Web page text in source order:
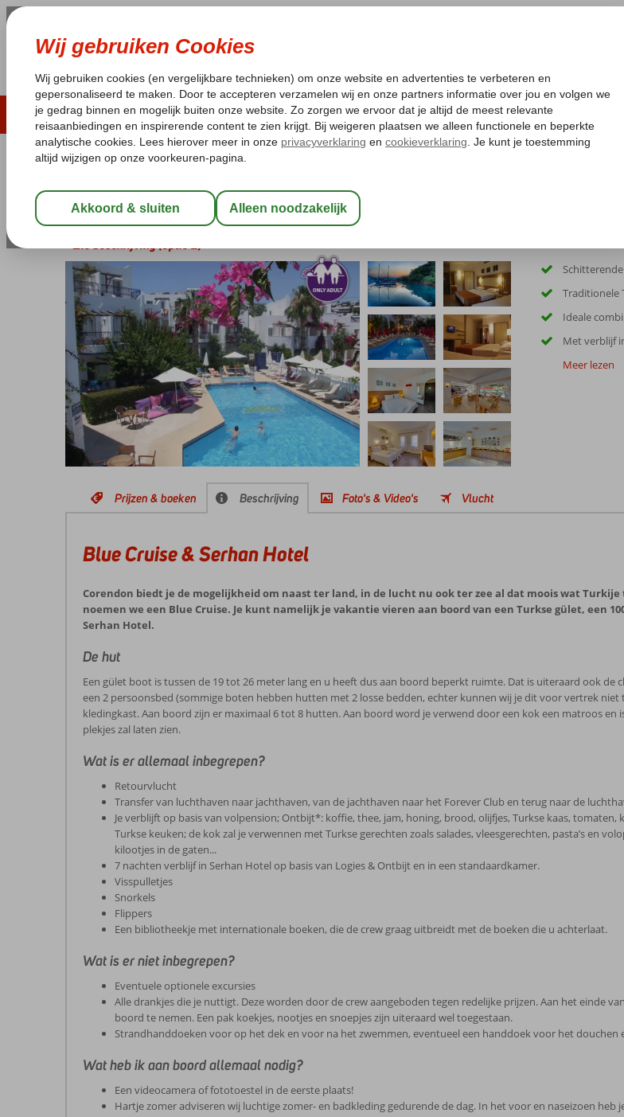
ZOMER 2026 LAST MINUTES WINTERZON ZONVAKANTIES VERRE
Laagsteprijsgarantie* Geen fueltoeslag Gratis annuleren*
Home
Turkije Egeische kust Blue Cruises Blue Cruises Bodrum Blue Cruise & Serhan Hotel
Blue Cruise & Serhan Hotel
Zie beschrijving (optie 2)
Traditionele
Ideale
Met verblijf
Meer lezen
Prijzen & boeken Beschrijving Foto's & Video's Vlucht
Blue Cruise & Serhan Hotel
Corendon biedt je de mogelijkheid om naast ter land, in de lucht nu ook ter zee al dat moois wat
noemen we een Blue Cruise. Je kunt namelijk je vakantie vieren aan boord van een Turkse gület, een
Serhan Hotel.
De hut
Een gület boot is tussen de 19 tot 26 meter lang en u heeft dus aan boord beperkt ruimte. Dat is uiteraard ook de
een 2 persoonsbed (sommige boten hebben hutten met 2 losse bedden, echter kunnen wij je dit voor vertrek
kledingkast. Aan boord zijn er maximaal 6 tot 8 hutten. Aan boord word je verwend door een kok een matroos en
plekjes zal laten zien.
Wat is er allemaal inbegrepen?
Retourvlucht
Transfer van luchthaven naar jachthaven, van de jachthaven naar het Forever Club en terug naar de
Je verblijft op basis van volpension; Ontbijt*: koffie, thee, jam, honing, brood, olijfjes, Turkse kaas,
Turkse keuken; de kok zal je verwennen met Turkse gerechten zoals salades, vleesgerechten, pasta’s en
kilootjes in de gaten...
7 nachten verblijf in Serhan Hotel op basis van Logies & Ontbijt en in een standaardkamer.
Visspulletjes
Snorkels
Flippers
Een bibliotheekje met internationale boeken, die de crew graag uitbreidt met de boeken die u achterlaat.
Wat is er niet inbegrepen?
Eventuele optionele excursies
Alle drankjes die je nuttigt. Deze worden door de crew aangeboden tegen redelijke prijzen. Aan het einde
boord te nemen. Een pak koekjes, nootjes en snoepjes zijn uiteraard wel toegestaan.
Strandhanddoeken voor op het dek en voor na het zwemmen, eventueel een handdoek voor het douchen
Wat heb ik aan boord allemaal nodig?
Een videocamera of fototoestel in de eerste plaats!
Hartje zomer adviseren wij luchtige zomer- en badkleding gedurende de dag. In het voor en naseizoen heb